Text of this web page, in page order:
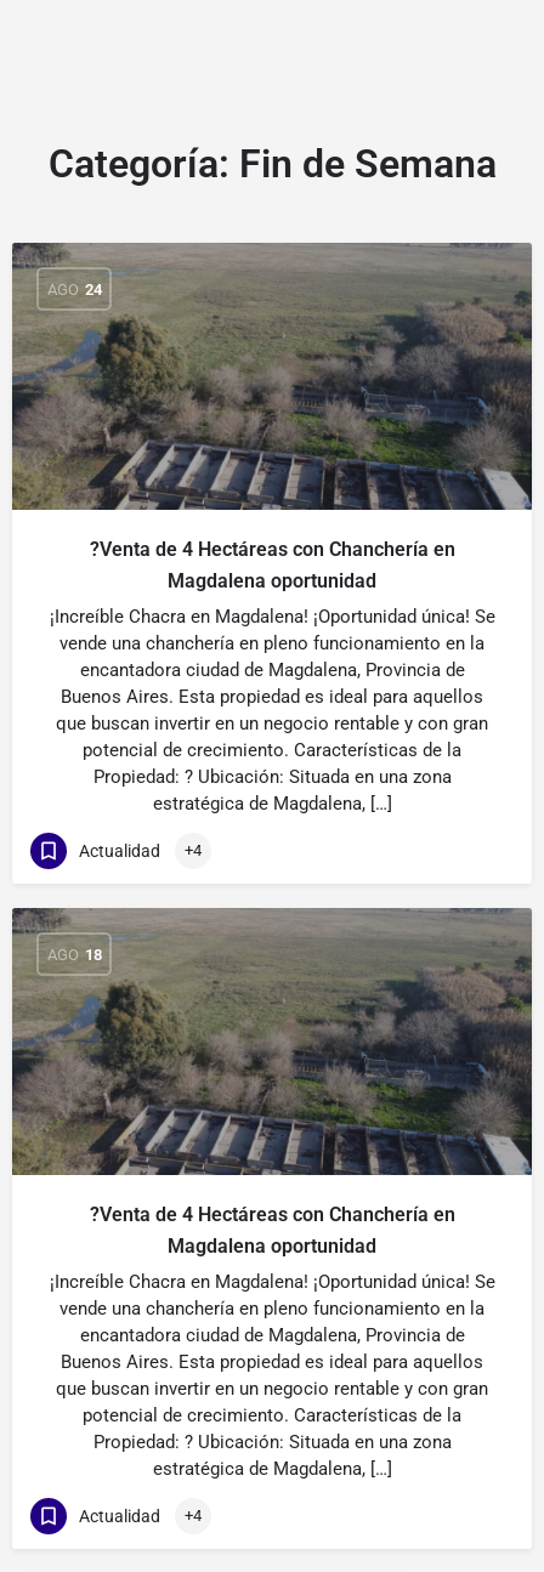
Categoría: Fin de Semana
AGO 24
?Venta de 4 Hectáreas con Chanchería en
Magdalena oportunidad
¡Increíble Chacra en Magdalena! ¡Oportunidad única! Se
vende una chanchería en pleno funcionamiento en la
encantadora ciudad de Magdalena, Provincia de
Buenos Aires. Esta propiedad es ideal para aquellos
que buscan invertir en un negocio rentable y con gran
potencial de crecimiento. Características de la
Propiedad: ? Ubicación: Situada en una zona
estratégica de Magdalena, […]
Actualidad +4
AGO 18
?Venta de 4 Hectáreas con Chanchería en
Magdalena oportunidad
¡Increíble Chacra en Magdalena! ¡Oportunidad única! Se
vende una chanchería en pleno funcionamiento en la
encantadora ciudad de Magdalena, Provincia de
Buenos Aires. Esta propiedad es ideal para aquellos
que buscan invertir en un negocio rentable y con gran
potencial de crecimiento. Características de la
Propiedad: ? Ubicación: Situada en una zona
estratégica de Magdalena, […]
Actualidad +4